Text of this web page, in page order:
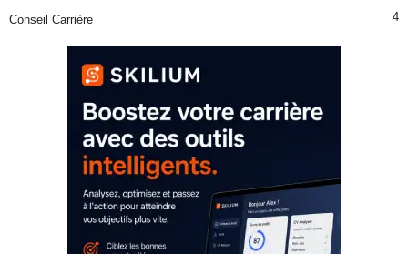
Conseil Carrière 4